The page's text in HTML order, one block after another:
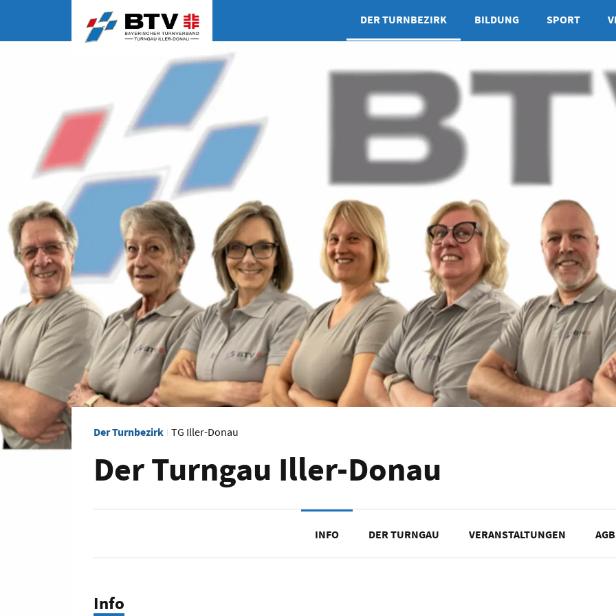
DER TURNBEZIRK BILDUNG SPORT
Der Turnbezirk TG Iller-Donau
Der Turngau Iller-Donau
INFO DER TURNGAU VERANSTALTUNGEN
Info